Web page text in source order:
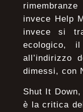
invece Help
invece si
ecologico,
all’indirizzo
dimessi, con
Shut It
è la critica